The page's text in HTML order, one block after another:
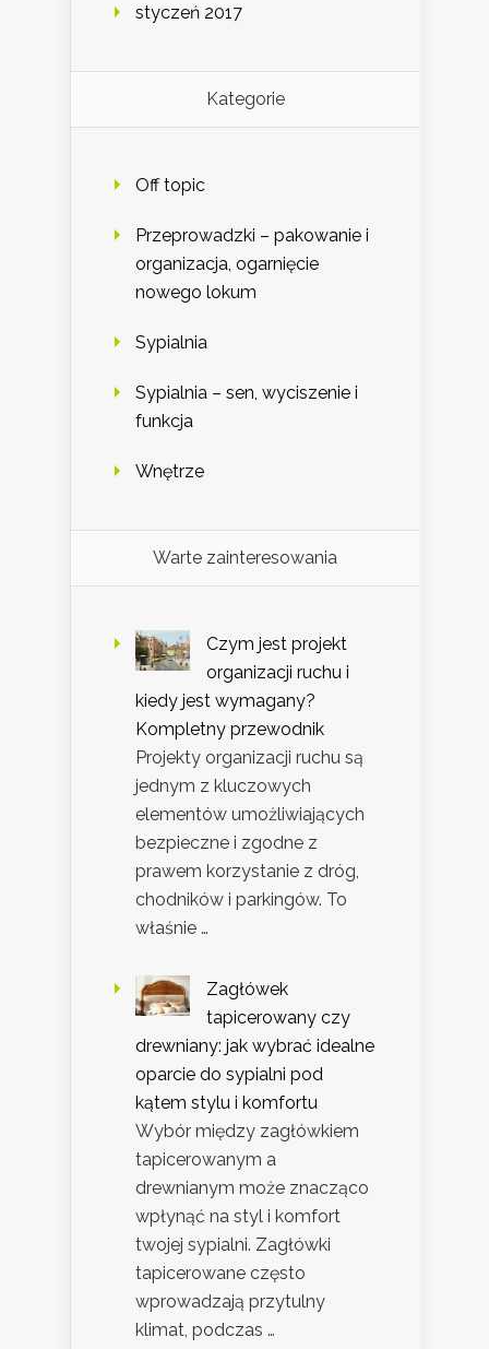
styczeń 2017
Kategorie
Off topic
Przeprowadzki – pakowanie i
organizacja, ogarnięcie
nowego lokum
Sypialnia
Sypialnia – sen, wyciszenie i
funkcja
Wnętrze
Warte zainteresowania
Czym jest projekt
organizacji ruchu i
kiedy jest wymagany?
Kompletny przewodnik
Projekty organizacji ruchu są
jednym z kluczowych
elementów umożliwiających
bezpieczne i zgodne z
prawem korzystanie z dróg,
chodników i parkingów. To
właśnie …
Zagłówek
tapicerowany czy
drewniany: jak wybrać idealne
oparcie do sypialni pod
kątem stylu i komfortu
Wybór między zagłówkiem
tapicerowanym a
drewnianym może znacząco
wpłynąć na styl i komfort
twojej sypialni. Zagłówki
tapicerowane często
wprowadzają przytulny
klimat, podczas …